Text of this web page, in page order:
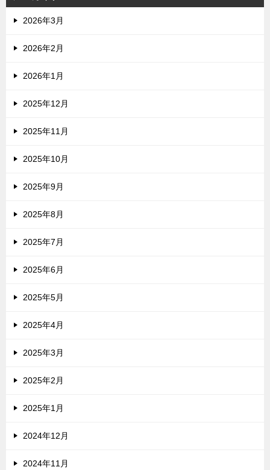
2026年3月
2026年2月
2026年1月
2025年12月
2025年11月
2025年10月
2025年9月
2025年8月
2025年7月
2025年6月
2025年5月
2025年4月
2025年3月
2025年2月
2025年1月
2024年12月
2024年11月